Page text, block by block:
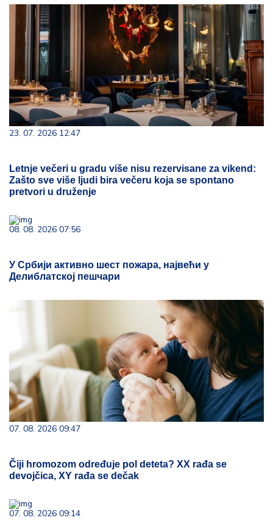
23. 07. 2026 12:47
Letnje večeri u gradu više nisu rezervisane za vikend:
Zašto sve više ljudi bira večeru koja se spontano
pretvori u druženje
08. 08. 2026 07:56
У Србији активно шест пожара, највећи у
Делиблатској пешчари
07. 08. 2026 09:47
Čiji hromozom određuje pol deteta? XX rađa se
devojčica, XY rađa se dečak
07. 08. 2026 09:14